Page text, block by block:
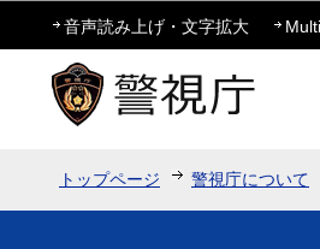
音声読み上げ・文字拡大
トップページ 警視庁について